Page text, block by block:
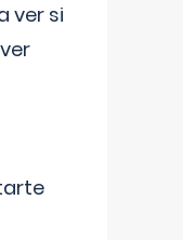
ver si